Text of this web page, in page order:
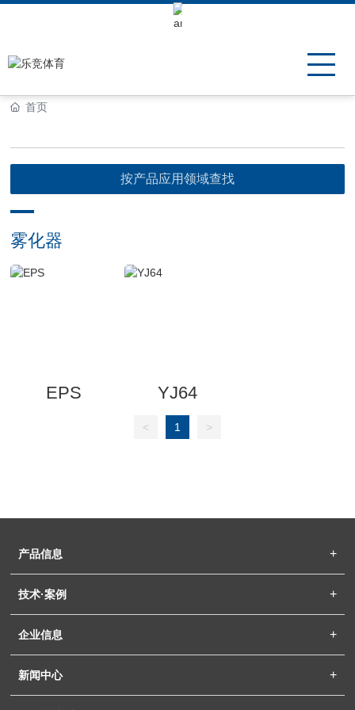
Keli Motor Group Search
首页
按产品应用领域查找
雾化器
EPS YJ64
< 1 >
产品信息
技术·案例
企业信息
新闻中心